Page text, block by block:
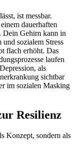
ist messbar.
dauerhaften
Dein Gehirn kann in
sozialem Stress
flach erhöht. Das
laufen
als
sichtbar
im sozialen Masking
Resilienz
Konzept, sondern als